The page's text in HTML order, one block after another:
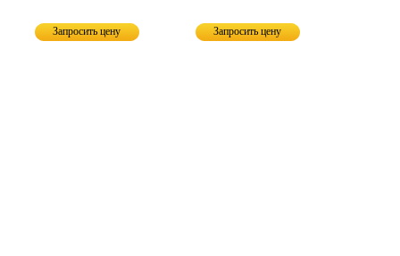
Запросить цену Запросить цену